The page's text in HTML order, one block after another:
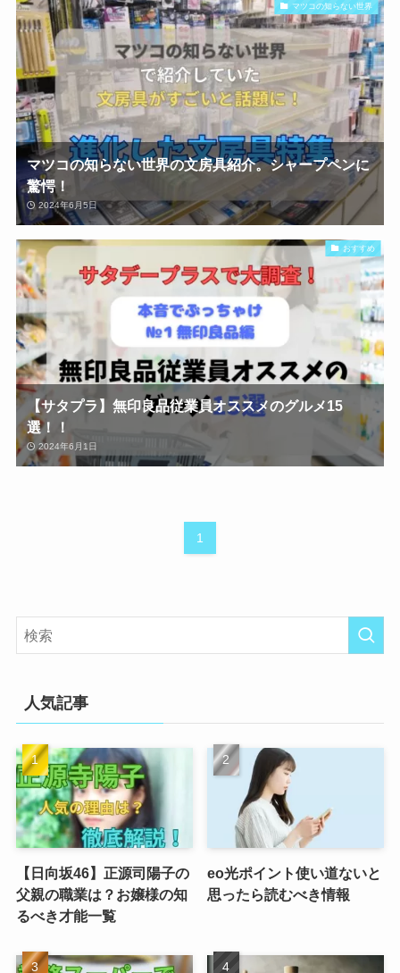
マツコの知らない世界
マツコの知らない世界の文房具紹介。シャープペンに
驚愕！
2024年6月5日
おすすめ
【サタプラ】無印良品従業員オススメのグルメ15
選！！
2024年6月1日
1
人気記事
【日向坂46】正源司陽子の
父親の職業は？お嬢様の知
るべき才能一覧
eo光ポイント使い道ないと
思ったら読むべき情報